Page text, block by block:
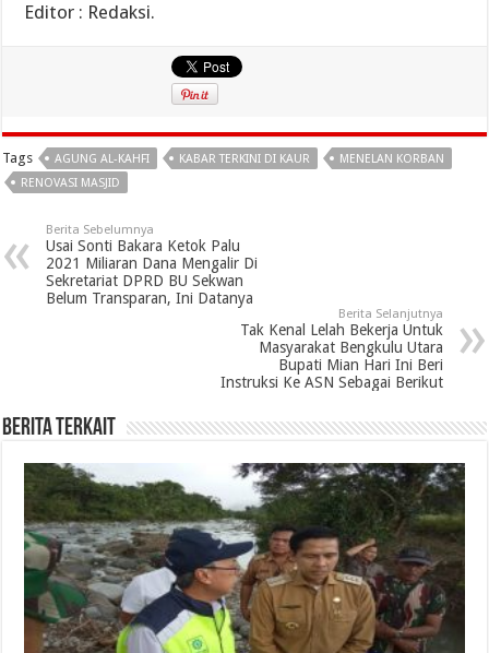
Editor : Redaksi.
Tags AGUNG AL-KAHFI KABAR TERKINI DI KAUR
MENELAN KORBAN
RENOVASI MASJID
Berita Sebelumnya
Usai Sonti Bakara Ketok Palu
2021 Miliaran Dana Mengalir Di
Sekretariat DPRD BU Sekwan
Belum Transparan, Ini Datanya
Berita Selanjutnya
Tak Kenal Lelah Bekerja Untuk
Masyarakat Bengkulu Utara
Bupati Mian Hari Ini Beri
Instruksi Ke ASN Sebagai Berikut
Berita Terkait